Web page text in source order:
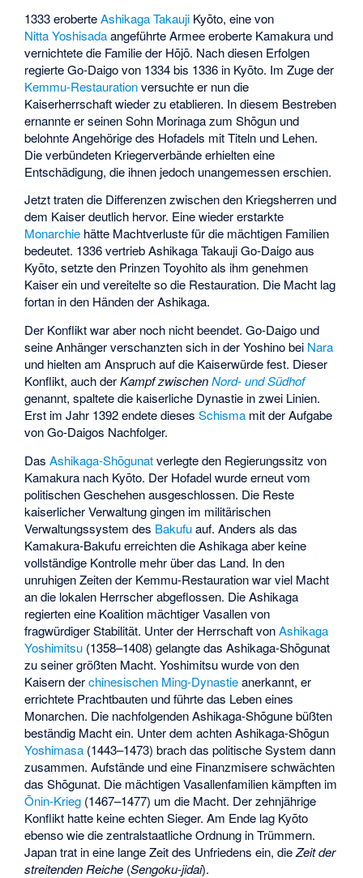
1333 eroberteAshikaga Takauji Kyōto, eine von
Nitta Yoshisadaangeführte Armee eroberte Kamakura und
vernichtete die Familie der Hōjō. Nach diesen Erfolgen
regierte Go-Daigo von 1334 bis 1336 in Kyōto. Im Zuge der
Kemmu-Restaurationversuchte er nun die
Kaiserherrschaft wieder zu etablieren. In diesem Bestreben
ernannte er seinen Sohn Morinagazum Shōgun und
belohnte Angehörige des Hofadels mit Titeln und Lehen.
Die verbündeten Kriegerverbände erhielten eine
Entschädigung, die ihnen jedoch unangemessen erschien.
Jetzt traten die Differenzen zwischen den Kriegsherren und
dem Kaiser deutlich hervor. Eine wieder erstarkte
Monarchie hätte Machtverluste für die mächtigen Familien
bedeutet. 1336 vertrieb Ashikaga Takauji Go-Daigo aus
Kyōto, setzte den PrinzenToyohitoals ihm genehmen
Kaiser ein und vereitelte so die Restauration. Die Macht lag
fortan in den Händen der Ashikaga.
Der Konflikt war aber noch nicht beendet. Go-Daigo und
seine Anhänger verschanzten sich in derYoshinobei Nara
und hielten am Anspruch auf die Kaiserwürde fest. Dieser
Konflikt, auch derKampf zwischenNord- und Südhof
genannt, spaltete die kaiserliche Dynastie in zwei Linien.
Erst im Jahr 1392 endete diesesSchisma mit der Aufgabe
von Go-Daigos Nachfolger.
DasAshikaga-Shōgunatverlegte den Regierungssitz von
Kamakura nach Kyōto. Der Hofadel wurde erneut vom
politischen Geschehen ausgeschlossen. Die Reste
kaiserlicher Verwaltung gingen im militärischen
Verwaltungssystem des Bakufuauf. Anders als das
Kamakura-Bakufu erreichten die Ashikaga aber keine
vollständige Kontrolle mehr über das Land. In den
unruhigen Zeiten der Kemmu-Restauration war viel Macht
an die lokalen Herrscher abgeflossen. Die Ashikaga
regierten eine Koalition mächtiger Vasallen von
fragwürdiger Stabilität. Unter der Herrschaft vonAshikaga
Yoshimitsu (1358–1408) gelangte das Ashikaga-Shōgunat
zu seiner größten Macht. Yoshimitsu wurde von den
Kaisern derchinesischen Ming-Dynastieanerkannt, er
errichtete Prachtbauten und führte das Leben eines
Monarchen. Die nachfolgenden Ashikaga-Shōgune büßten
beständig Macht ein. Unter dem achten Ashikaga-Shōgun
Yoshimasa (1443–1473) brach das politische System dann
zusammen. Aufstände und eine Finanzmisere schwächten
das Shōgunat. Die mächtigen Vasallenfamilien kämpften im
Ōnin-Krieg (1467–1477) um die Macht. Der zehnjährige
Konflikt hatte keine echten Sieger. Am Ende lag Kyōto
ebenso wie die zentralstaatliche Ordnung in Trümmern.
Japan trat in eine lange Zeit des Unfriedens ein, dieZeit der
streitenden Reiche (Sengoku-jidai).